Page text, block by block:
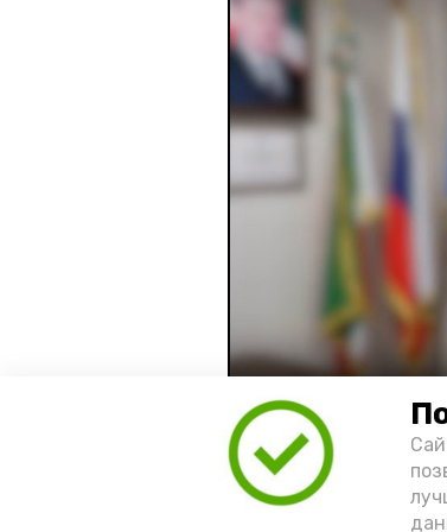
Видео: управление
год единства народов